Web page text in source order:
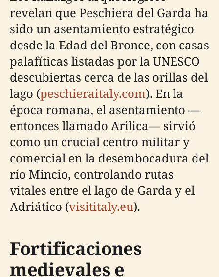
revelan que Peschiera del Garda ha
sido un asentamiento estratégico
desde la Edad del Bronce, con casas
palafíticas listadas por la UNESCO
descubiertas cerca de las orillas del
lago (peschieraitaly.com). En la
época romana, el asentamiento —
entonces llamado Arilica— sirvió
como un crucial centro militar y
comercial en la desembocadura del
río Mincio, controlando rutas
vitales entre el lago de Garda y el
Adriático (visititaly.eu).
Fortificaciones
medievales e